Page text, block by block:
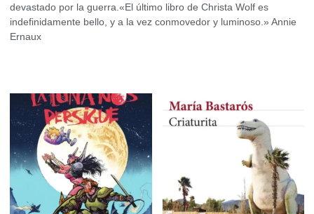
devastado por la guerra.«El último libro de Christa Wolf es
indefinidamente bello, y a la vez conmovedor y luminoso.» Annie
Ernaux